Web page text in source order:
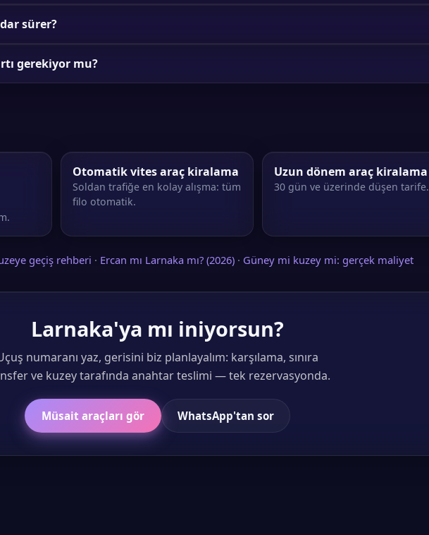
sürer?
gerekiyor mu?
Otomatik vites araç kiralama
Soldan trafiğe en kolay alışma: tüm
filo otomatik.
Uzun dönem araç kiralama
30 gün ve üzerinde düşen tarife.
geçiş rehberi · Ercan mı Larnaka mı? (2026) · Güney mi kuzey mi: gerçek maliyet
Larnaka'ya mı iniyorsun?
numaranı yaz, gerisini biz planlayalım: karşılama, sınıra
ve kuzey tarafında anahtar teslimi — tek rezervasyonda.
Müsait araçları gör WhatsApp'tan sor